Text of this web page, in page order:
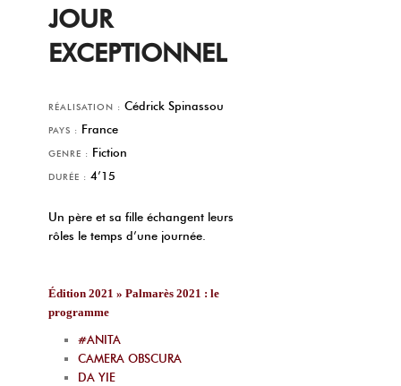
JOUR
EXCEPTIONNEL
RÉALISATION : Cédrick Spinassou
PAYS : France
GENRE : Fiction
DURÉE : 4’15
Un père et sa fille échangent leurs
rôles le temps d’une journée.
Édition 2021 » Palmarès 2021 : le
programme
#ANITA
CAMERA OBSCURA
DA YIE